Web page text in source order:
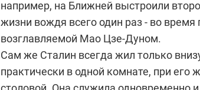
например, на Ближней выстроили
жизни вождя всего один раз - во время
возглавляемой Мао Цзе-Дуном.
Сам же Сталин всегда жил только
практически в одной комнате, при